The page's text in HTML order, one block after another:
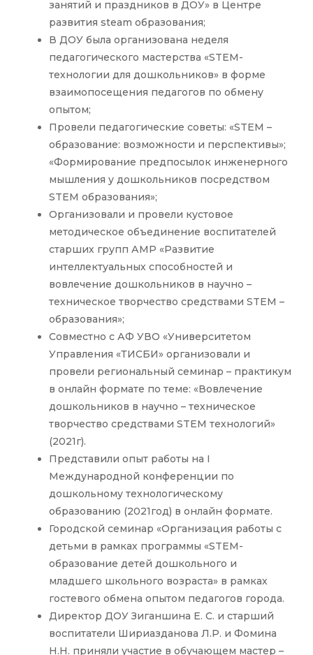
занятий и праздников в ДОУ» в Центре
развития steam образования;
В ДОУ была организована неделя
педагогического мастерства «STEM-
технологии для дошкольников» в форме
взаимопосещения педагогов по обмену
опытом;
Провели педагогические советы: «STEM –
образование: возможности и перспективы»;
«Формирование предпосылок инженерного
мышления у дошкольников посредством
STEM образования»;
Организовали и провели кустовое
методическое объединение воспитателей
старших групп АМР «Развитие
интеллектуальных способностей и
вовлечение дошкольников в научно –
техническое творчество средствами STEM –
образования»;
Совместно с АФ УВО «Университетом
Управления «ТИСБИ» организовали и
провели региональный семинар – практикум
в онлайн формате по теме: «Вовлечение
дошкольников в научно – техническое
творчество средствами STEM технологий»
(2021г).
Представили опыт работы на I
Международной конференции по
дошкольному технологическому
образованию (2021год) в онлайн формате.
Городской семинар «Организация работы с
детьми в рамках программы «STEM-
образование детей дошкольного и
младшего школьного возраста» в рамках
гостевого обмена опытом педагогов города.
Директор ДОУ Зиганшина Е. С. и старший
воспитатели Шириазданова Л.Р. и Фомина
Н.Н. приняли участие в обучающем мастер –